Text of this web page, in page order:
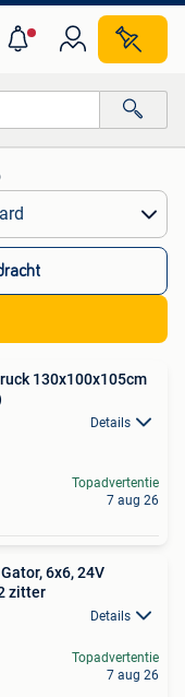
130x100x105cm
Details
Topadvertentie
7 aug 26
6x6, 24V
4WD, 2 zitter
Details
Topadvertentie
7 aug 26